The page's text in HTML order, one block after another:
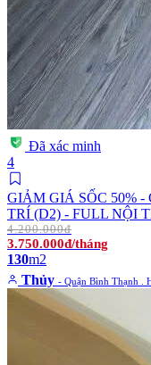
Đã xác minh
4
GIẢM GIÁ SỐC 50%
TRÍ (D2) - FULL NỘI
4.200.000đ
3.750.000đ/tháng
130m2
Thủy - Quận Bình Thạnh .